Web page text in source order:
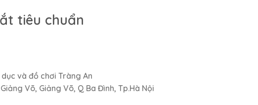
tiêu chuẩn
và đồ chơi Tràng An
Võ, Giảng Võ, Q Ba Đình, Tp.Hà Nội